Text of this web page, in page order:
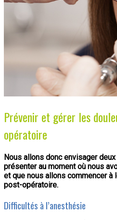
Prévenir et gérer les
opératoire
Nous allons donc envisager
présenter au moment où nous
et que nous allons commencer à
post-opératoire.
Difficultés à l’anesthésie